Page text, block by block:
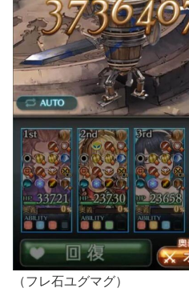
（フレ石ユグマグ）